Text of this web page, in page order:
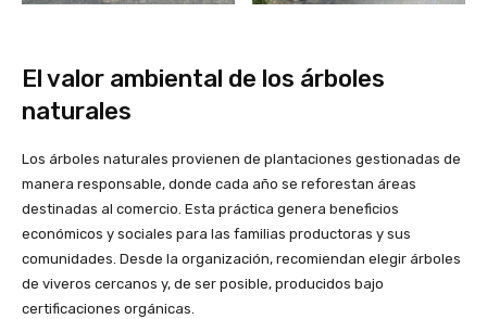
El valor ambiental de los árboles
naturales
Los árboles naturales provienen de plantaciones gestionadas de
manera responsable, donde cada año se reforestan áreas
destinadas al comercio. Esta práctica genera beneficios
económicos y sociales para las familias productoras y sus
comunidades. Desde la organización, recomiendan elegir árboles
de viveros cercanos y, de ser posible, producidos bajo
certificaciones orgánicas.